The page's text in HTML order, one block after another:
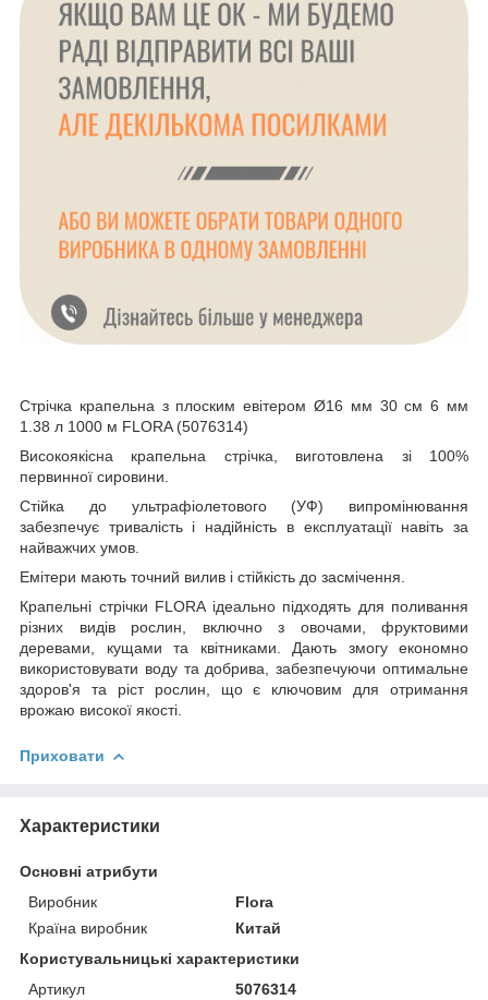
Стрічка крапельна з плоским евітером Ø16 мм 30 см 6 мм
1.38 л 1000 м FLORA (5076314)
Високоякісна крапельна стрічка, виготовлена зі 100%
первинної сировини.
Стійка до ультрафіолетового (УФ) випромінювання
забезпечує тривалість і надійність в експлуатації навіть за
найважчих умов.
Емітери мають точний вилив і стійкість до засмічення.
Крапельні стрічки FLORA ідеально підходять для поливання
різних видів рослин, включно з овочами, фруктовими
деревами, кущами та квітниками. Дають змогу економно
використовувати воду та добрива, забезпечуючи оптимальне
здоров'я та ріст рослин, що є ключовим для отримання
врожаю високої якості.
Приховати
Характеристики
Основні атрибути
Виробник
Flora
Країна виробник
Китай
Користувальницькі характеристики
Артикул
5076314